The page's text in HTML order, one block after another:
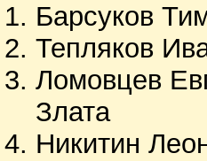
Барсуков
Тепляков
Ломовцев
Злата
Никитин